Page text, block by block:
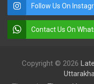
Follow Us On
Contact Us On
Copyright © 2026